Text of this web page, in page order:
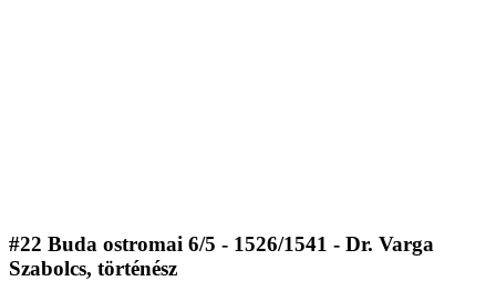
#22 Buda ostromai 6/5 - 1526/1541 - Dr. Varga
Szabolcs, történész